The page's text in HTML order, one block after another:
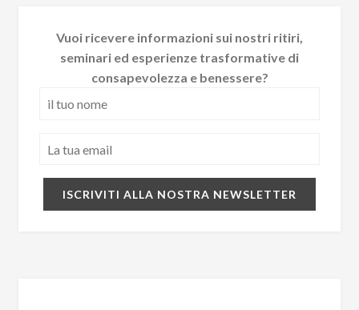
Vuoi ricevere informazioni sui nostri ritiri,
seminari ed esperienze trasformative di
consapevolezza e benessere?